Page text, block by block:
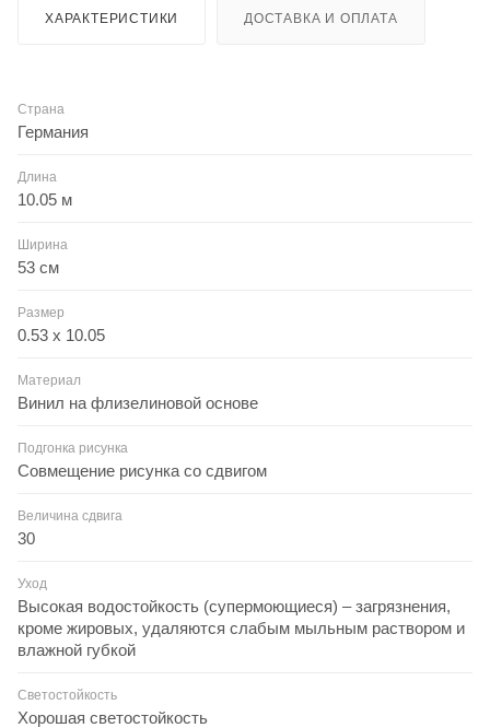
ХАРАКТЕРИСТИКИ ДОСТАВКА И ОПЛАТА
Страна
Германия
Длина
10.05 м
Ширина
53 см
Размер
0.53 x 10.05
Материал
Винил на флизелиновой основе
Подгонка рисунка
Совмещение рисунка со сдвигом
Величина сдвига
30
Уход
Высокая водостойкость (супермоющиеся) – загрязнения,
кроме жировых, удаляются слабым мыльным раствором и
влажной губкой
Светостойкость
Хорошая светостойкость